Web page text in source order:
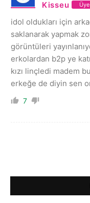
Kisseu Üye
idol oldukları için
saklanarak yapmak
görüntüleri
erkolardan b2p ye
kızı linçledi madem
erkeğe de diyin sen
7